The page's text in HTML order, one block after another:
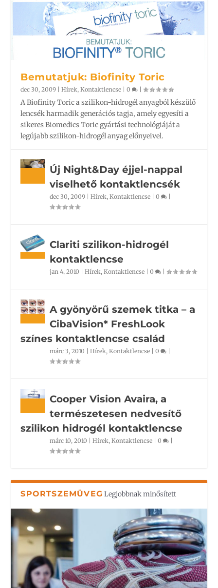
Bemutatjuk: Biofinity Toric
dec 30, 2009 |Hírek,Kontaktlencse |0 |
A Biofinity Toric a szilikon-hidrogél anyagból készülő
lencsék harmadik generációs tagja, amely egyesíti a
sikeres Biomedics Toric gyártási technológiáját a
legújabb szilikon-hidrogél anyag előnyeivel.
Új Night&Day éjjel-nappal
viselhető kontaktlencsék
dec 30, 2009 |Hírek,Kontaktlencse |0
Clariti szilikon-hidrogél
kontaktlencse
jan 4, 2010 |Hírek,Kontaktlencse |0 |
A gyönyörű szemek titka – a
CibaVision* FreshLook
színes kontaktlencse család
márc 3, 2010 |Hírek,Kontaktlencse |0
Cooper Vision Avaira, a
természetesen nedvesítő
szilikon hidrogél kontaktlencse
márc 10, 2010 |Hírek,Kontaktlencse |0
SPORTSZEMÜVEG Legjobbnak minősített